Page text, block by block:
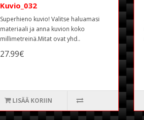
Kuvio_032
Superhieno kuvio! Valitse haluamasi
materiaali ja anna kuvion koko
millimetreinä.Mitat ovat yhd..
27.99€
LISÄÄ KORIIN